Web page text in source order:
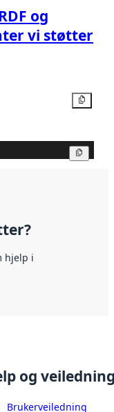
og
vi støtter
hjelp i
og
Brukerveiledning